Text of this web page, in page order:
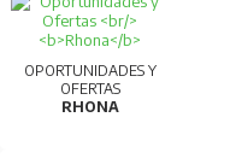
OPORTUNIDADES Y
OFERTAS
RHONA